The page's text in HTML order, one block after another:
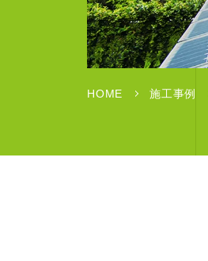
HOME 施工事例